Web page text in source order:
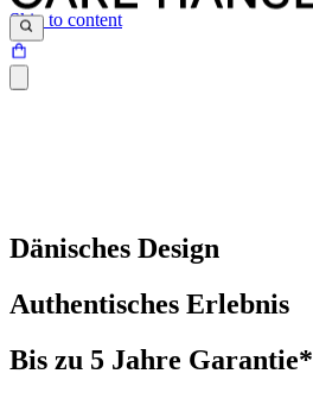
Skip to content
Dänisches Design
Authentisches Erlebnis
Bis zu 5 Jahre Garantie*